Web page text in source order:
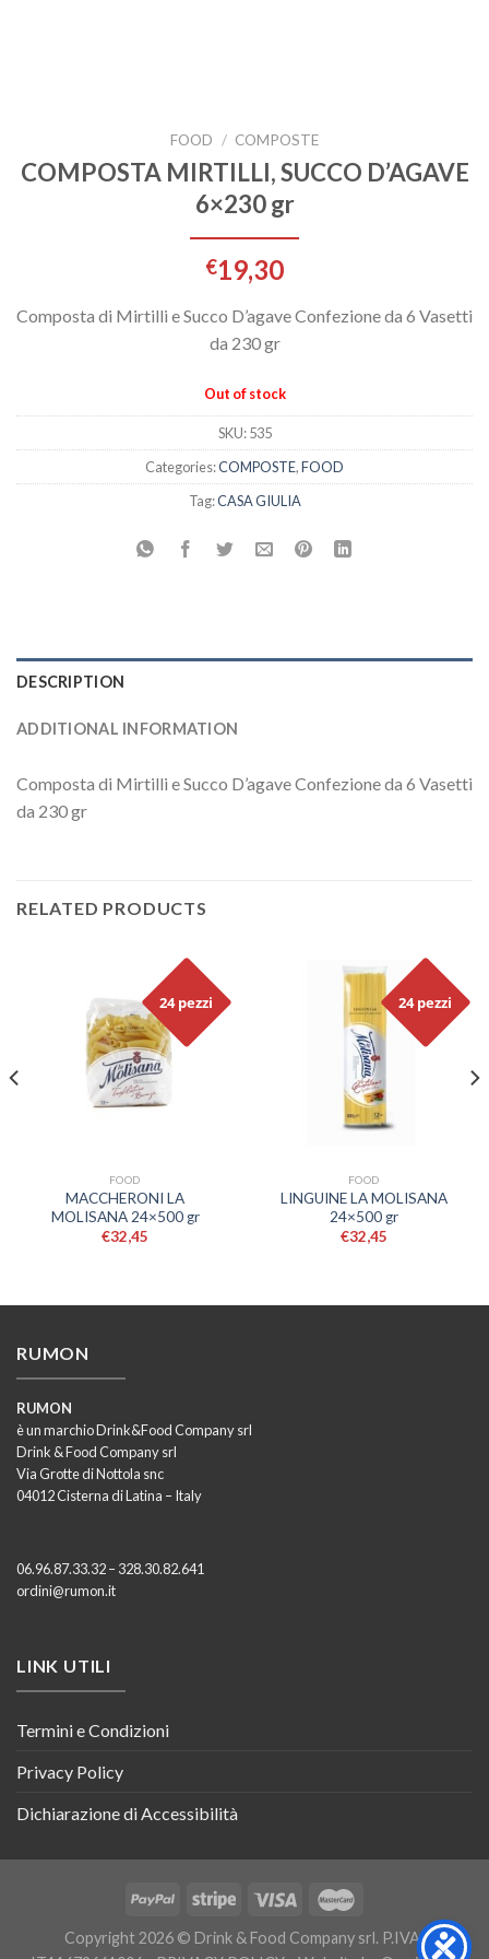
FOOD / COMPOSTE
COMPOSTA MIRTILLI, SUCCO D’AGAVE
6×230 gr
€19,30
Composta di Mirtilli e Succo D’agave Confezione da 6 Vasetti
da 230 gr
Out of stock
SKU:535
Categories:COMPOSTE,FOOD
Tag:CASA GIULIA
DESCRIPTION
ADDITIONAL INFORMATION
Composta di Mirtilli e Succo D’agave Confezione da 6 Vasetti
da 230 gr
RELATED PRODUCTS
24 pezzi
FOOD
MACCHERONI LA
MOLISANA 24×500 gr
€32,45
24 pezzi
FOOD
LINGUINE LA MOLISANA
24×500 gr
€32,45
RUMON
RUMON
è un marchio Drink&Food Company srl
Drink & Food Company srl
Via Grotte di Nottola snc
04012 Cisterna di Latina – Italy
06.96.87.33.32 – 328.30.82.641
ordini@rumon.it
LINK UTILI
Termini e Condizioni
Privacy Policy
Dichiarazione di Accessibilità
Copyright 2026 © Drink & Food Company srl. P.IVA: